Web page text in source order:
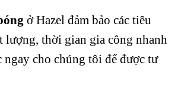
ở Hazel đảm bảo các tiêu
lượng, thời gian gia công nhanh
ngay cho chúng tôi để được tư